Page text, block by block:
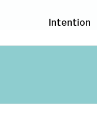
Intention